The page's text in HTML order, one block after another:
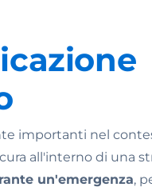
importanti nel
all'interno di una
un'emergenza,